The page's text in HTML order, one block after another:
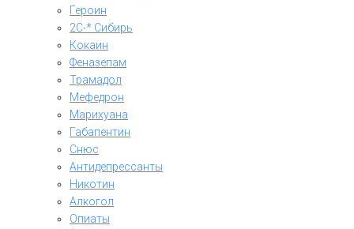
Героин
2C-* Сибирь
Кокаин
Феназепам
Трамадол
Мефедрон
Марихуана
Габапентин
Снюс
Антидепрессанты
Никотин
Алкогол
Опиаты